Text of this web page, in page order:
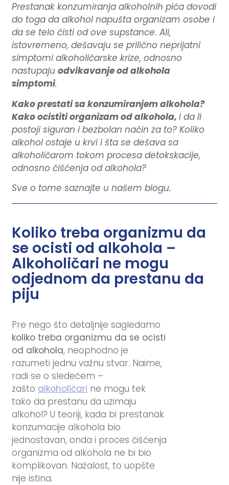
Prestanak konzumiranja alkoholnih pića dovodi
do toga da alkohol napušta organizam osobe i
da se telo čisti od ove supstance. Ali,
istovremeno, dešavaju se prilično neprijatni
simptomi alkoholičarske krize, odnosno
nastupajuodvikavanje od alkohola
simptomi.
Kako prestati sa konzumiranjem alkohola?
Kako ocistiti organizam od alkohola,i da li
postoji siguran i bezbolan način za to? Koliko
alkohol ostaje u krvi i šta se dešava sa
alkoholičarom tokom procesa detokskacije,
odnosno čišćenja od alkohola?
Sve o tome saznajte u našem blogu.
Koliko treba organizmu da
se ocisti od alkohola –
Alkoholičari ne mogu
odjednom da prestanu da
piju
Pre nego što detaljnije sagledamo
koliko treba organizmu da se ocisti
od alkohola, neophodno je
razumeti jednu važnu stvar. Naime,
radi se o sledećem –
zašto alkoholičari ne mogu tek
tako da prestanu da uzimaju
alkohol? U teoriji, kada bi prestanak
konzumacije alkohola bio
jednostavan, onda i proces čišćenja
organizma od alkohola ne bi bio
komplikovan. Nažalost, to uopšte
nije istina.